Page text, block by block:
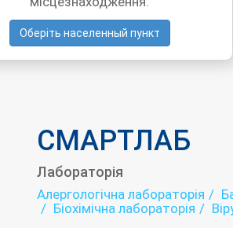
СМАРТЛАБ
Лабораторія
Алергологічна лабораторія
Біохімічна лабораторія
Оберіть населенный пункт